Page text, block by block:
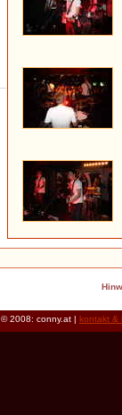
© 2008: conny.at | kontakt &